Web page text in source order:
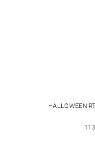
HALLOWEEN